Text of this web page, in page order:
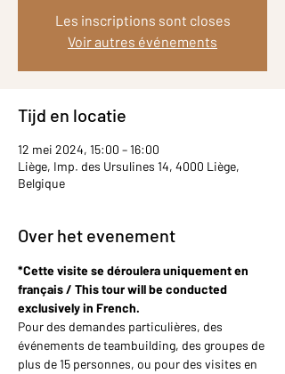
Les inscriptions sont closes
Voir autres événements
Tijd en locatie
12 mei 2024, 15:00 – 16:00
Liège, Imp. des Ursulines 14, 4000 Liège,
Belgique
Over het evenement
*Cette visite se déroulera uniquement en
français / This tour will be conducted
exclusively in French.
Pour des demandes particulières, des
événements de teambuilding, des groupes de
plus de 15 personnes, ou pour des visites en